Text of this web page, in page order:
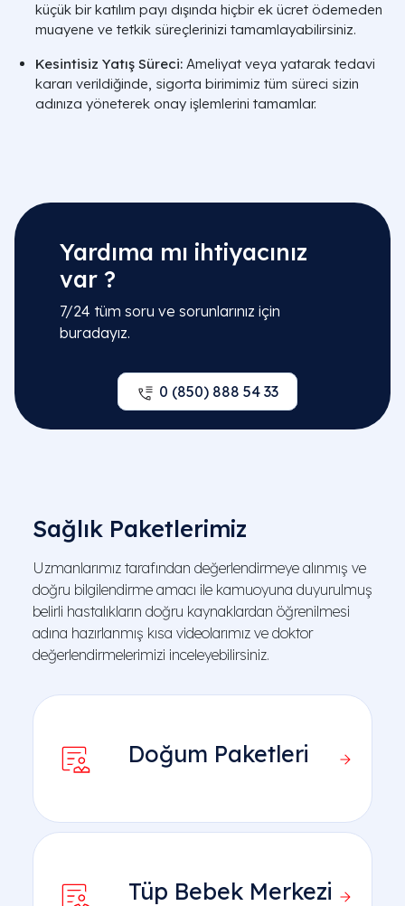
küçük bir katılım payı dışında hiçbir ek ücret ödemeden
muayene ve tetkik süreçlerinizi tamamlayabilirsiniz.
Kesintisiz Yatış Süreci: Ameliyat veya yatarak tedavi
kararı verildiğinde, sigorta birimimiz tüm süreci sizin
adınıza yöneterek onay işlemlerini tamamlar.
Yardıma mı ihtiyacınız
var ?
7/24 tüm soru ve sorunlarınız için
buradayız.
0 (850) 888 54 33
Sağlık Paketlerimiz
Uzmanlarımız tarafından değerlendirmeye alınmış ve
doğru bilgilendirme amacı ile kamuoyuna duyurulmuş
belirli hastalıkların doğru kaynaklardan öğrenilmesi
adına hazırlanmış kısa videolarımız ve doktor
değerlendirmelerimizi inceleyebilirsiniz.
Doğum Paketleri
Tüp Bebek Merkezi